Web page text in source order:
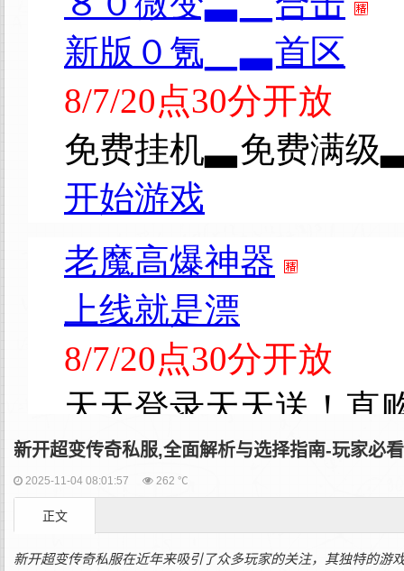
新开超变传奇私服,全面解析与选择指南-玩家必看
2025-11-04 08:01:57 262 ℃
正文
新开超变传奇私服在近年来吸引了众多玩家的关注，其独特的